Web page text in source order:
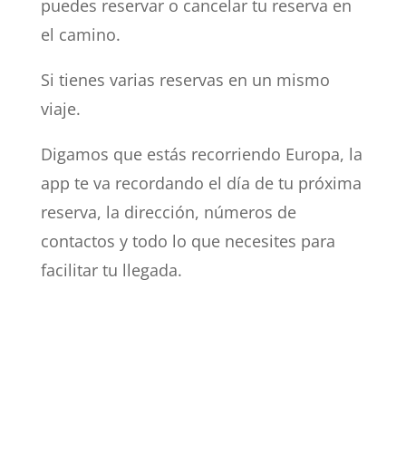
puedes reservar o cancelar tu reserva en
el camino.
Si tienes varias reservas en un mismo
viaje.
Digamos que estás recorriendo Europa, la
app te va recordando el día de tu próxima
reserva, la dirección, números de
contactos y todo lo que necesites para
facilitar tu llegada.